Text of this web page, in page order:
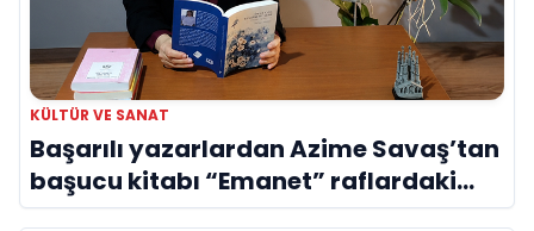
KÜLTÜR VE SANAT
Başarılı yazarlardan Azime Savaş’tan
başucu kitabı “Emanet” raflardaki
yerini aldı